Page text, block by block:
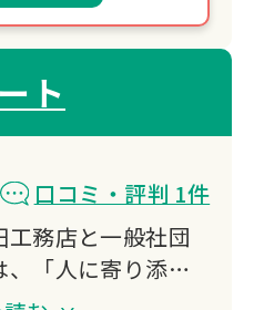
ト
口コミ・評判 1件
務店と一般社団
、「人に寄り添
存在でありたい」